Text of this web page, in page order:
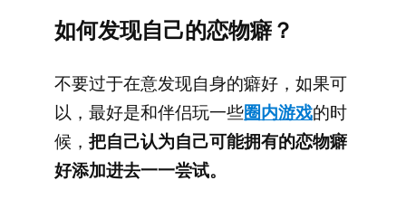
如何发现自己的恋物癖？
不要过于在意发现自身的癖好，如果可
以，最好是和伴侣玩一些圈内游戏的时
候， 把自己认为自己可能拥有的恋物癖
好添加进去一一尝试。